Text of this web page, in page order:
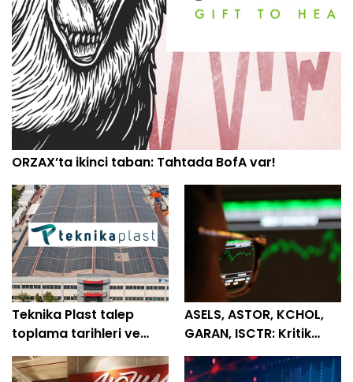
ORZAX’ta ikinci taban: Tahtada BofA var!
Teknika Plast talep
toplama tarihleri ve
tüm detaylar belli oldu
ASELS, ASTOR, KCHOL,
GARAN, ISCTR: Kritik
destek ve direnç
seviyeleri